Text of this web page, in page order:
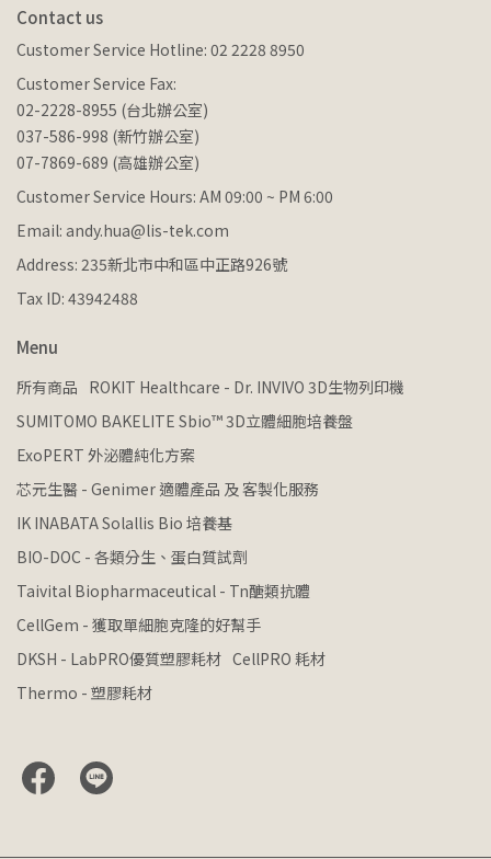
Contact us
Customer Service Hotline: 02 2228 8950
Customer Service Fax:
02-2228-8955 (台北辦公室)
037-586-998 (新竹辦公室)
07-7869-689 (高雄辦公室)
Customer Service Hours: AM 09:00 ~ PM 6:00
Email: andy.hua@lis-tek.com
Address: 235新北市中和區中正路926號
Tax ID: 43942488
Menu
所有商品 ROKIT Healthcare - Dr. INVIVO 3D生物列印機
SUMITOMO BAKELITE Sbio™ 3D立體細胞培養盤
ExoPERT 外泌體純化方案
芯元生醫 - Genimer 適體產品 及 客製化服務
IK INABATA Solallis Bio 培養基
BIO-DOC - 各類分生、蛋白質試劑
Taivital Biopharmaceutical - Tn醣類抗體
CellGem - 獲取單細胞克隆的好幫手
DKSH - LabPRO優質塑膠耗材 CellPRO 耗材
Thermo - 塑膠耗材